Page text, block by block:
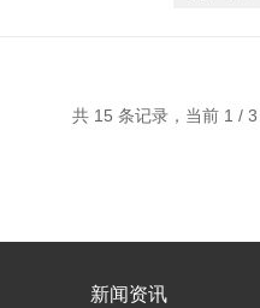
共 15 条记录，当前 1 /
新闻资讯